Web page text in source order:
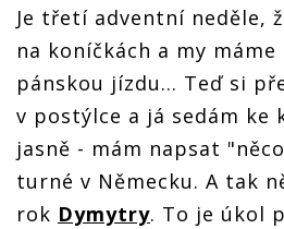
Turné po
Německu
nás
dovedlo k
že jsme
země
bigbítu
zaslíbená
Turné po
Německu
nás
poznání,
že jsme
země
bigbítu
že
Je třetí adventní neděle,
na koníčkách a my
pánskou jízdu... Teď si
v postýlce a já sedám ke
jasně - mám napsat
turné v Německu. A tak
rok Dymytry. To je úkol